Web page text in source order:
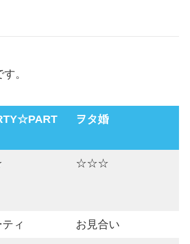
。
ヲタ婚
☆☆☆
ィ お見合い